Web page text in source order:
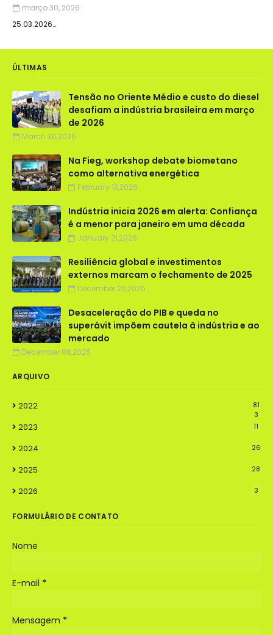
março 30, 2026
25.03.2026…
ÚLTIMAS
Tensão no Oriente Médio e custo do diesel
desafiam a indústria brasileira em março
de 2026
March 30,2026
Na Fieg, workshop debate biometano
como alternativa energética
February 13,2026
Indústria inicia 2026 em alerta: Confiança
é a menor para janeiro em uma década
January 21,2026
Resiliência global e investimentos
externos marcam o fechamento de 2025
December 26,2025
Desaceleração do PIB e queda no
superávit impõem cautela à indústria e ao
mercado
December 08,2025
ARQUIVO
2022
81
3
2023 11
2024 26
2025 28
2026 3
FORMULÁRIO DE CONTATO
Nome
E-mail *
Mensagem *